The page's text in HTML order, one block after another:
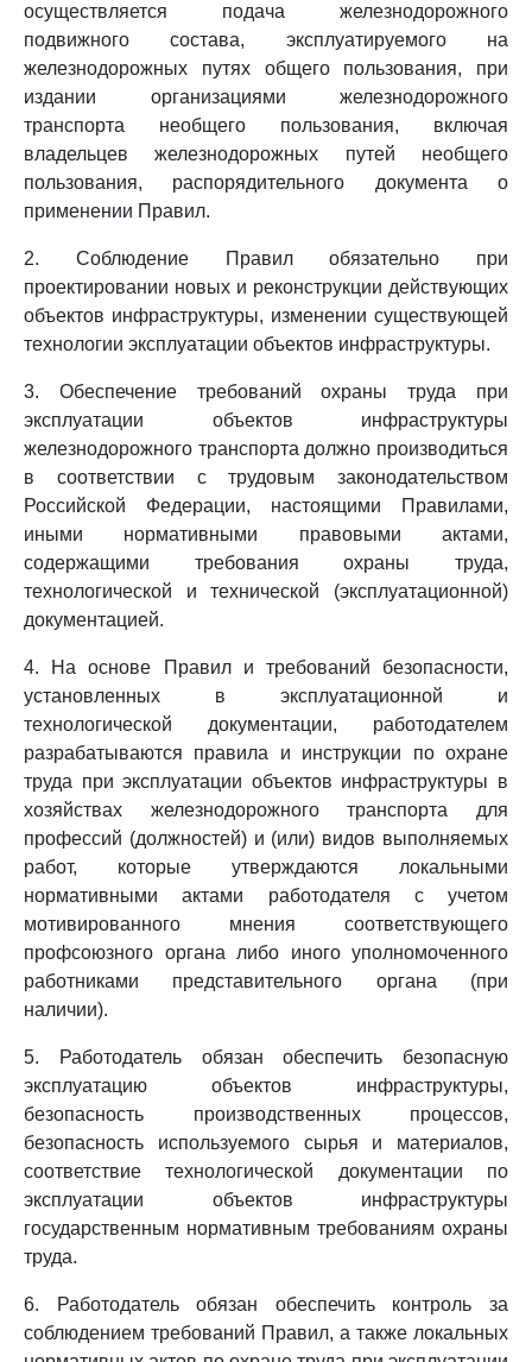
осуществляется подача железнодорожного
подвижного состава, эксплуатируемого на
железнодорожных путях общего пользования, при
издании организациями железнодорожного
транспорта необщего пользования, включая
владельцев железнодорожных путей необщего
пользования, распорядительного документа о
применении Правил.
2. Соблюдение Правил обязательно при
проектировании новых и реконструкции действующих
объектов инфраструктуры, изменении существующей
технологии эксплуатации объектов инфраструктуры.
3. Обеспечение требований охраны труда при
эксплуатации объектов инфраструктуры
железнодорожного транспорта должно производиться
в соответствии с трудовым законодательством
Российской Федерации, настоящими Правилами,
иными нормативными правовыми актами,
содержащими требования охраны труда,
технологической и технической (эксплуатационной)
документацией.
4. На основе Правил и требований безопасности,
установленных в эксплуатационной и
технологической документации, работодателем
разрабатываются правила и инструкции по охране
труда при эксплуатации объектов инфраструктуры в
хозяйствах железнодорожного транспорта для
профессий (должностей) и (или) видов выполняемых
работ, которые утверждаются локальными
нормативными актами работодателя с учетом
мотивированного мнения соответствующего
профсоюзного органа либо иного уполномоченного
работниками представительного органа (при
наличии).
5. Работодатель обязан обеспечить безопасную
эксплуатацию объектов инфраструктуры,
безопасность производственных процессов,
безопасность используемого сырья и материалов,
соответствие технологической документации по
эксплуатации объектов инфраструктуры
государственным нормативным требованиям охраны
труда.
6. Работодатель обязан обеспечить контроль за
соблюдением требований Правил, а также локальных